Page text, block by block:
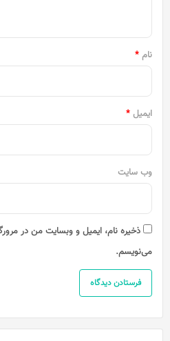
نام *
ایمیل *
وب‌ سایت
ذخیره نام، ایمیل و وبسایت من در
می‌نویسم.